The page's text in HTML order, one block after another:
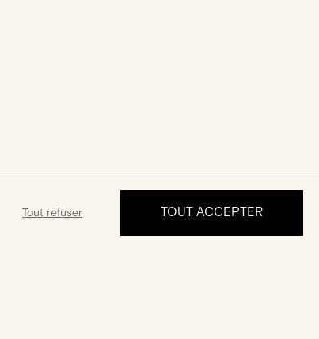
Tout refuser TOUT ACCEPTER
PRENDRE RDV